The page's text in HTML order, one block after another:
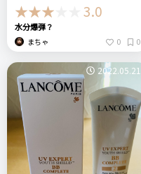
3.0
水分爆弾？
まちゃ 0 0
2022.05.21